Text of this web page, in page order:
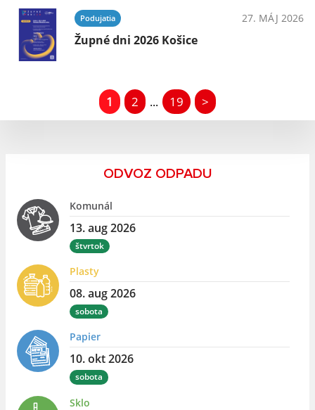
Podujatia 27. MÁJ 2026
Župné dni 2026 Košice
1 2 ... 19 >
ODVOZ ODPADU
Komunál
13. aug 2026
štvrtok
Plasty
08. aug 2026
sobota
Papier
10. okt 2026
sobota
Sklo